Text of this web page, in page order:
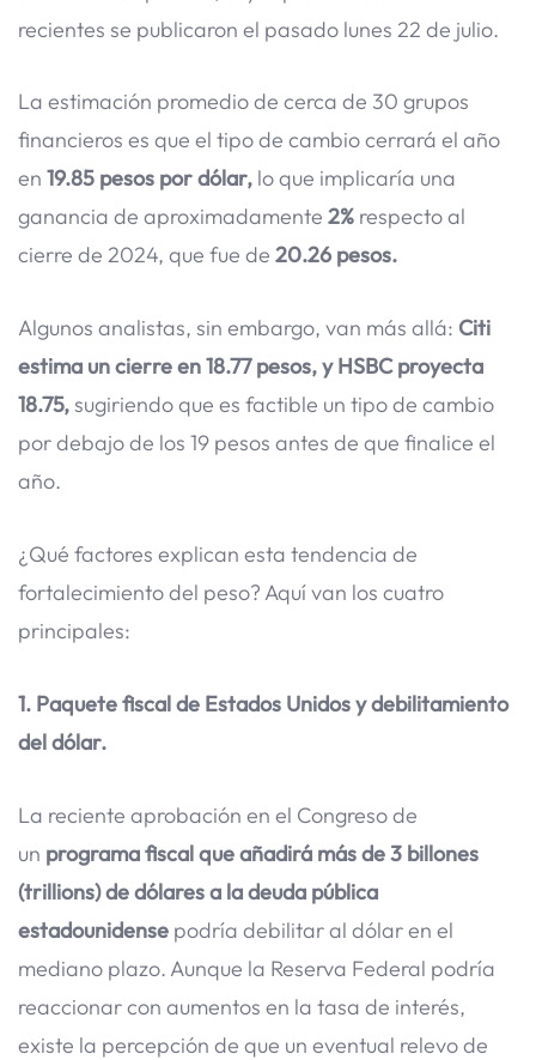
recientes se publicaron el pasado lunes 22 de julio.
La estimación promedio de cerca de 30 grupos
financieros es que el tipo de cambio cerrará el año
en 19.85 pesos por dólar, lo que implicaría una
ganancia de aproximadamente 2% respecto al
cierre de 2024, que fue de 20.26 pesos.
Algunos analistas, sin embargo, van más allá: Citi
estima un cierre en 18.77 pesos, y HSBC proyecta
18.75,sugiriendo que es factible un tipo de cambio
por debajo de los 19 pesos antes de que finalice el
año.
¿Qué factores explican esta tendencia de
fortalecimiento del peso? Aquí van los cuatro
principales:
1. Paquete fiscal de Estados Unidos y debilitamiento
del dólar.
La reciente aprobación en el Congreso de
un programa fiscal que añadirá más de 3 billones
(trillions) de dólares a la deuda pública
estadounidense podría debilitar al dólar en el
mediano plazo. Aunque la Reserva Federal podría
reaccionar con aumentos en la tasa de interés,
existe la percepción de que un eventual relevo de